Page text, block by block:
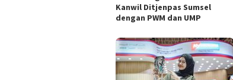
Kanwil Ditjenpas Sumsel
dengan PWM dan UMP